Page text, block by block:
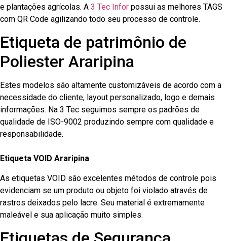
e plantações agrícolas. A 3 Tec Infor possui as melhores TAGS
com QR Code agilizando todo seu processo de controle.
Etiqueta de patrimônio de
Poliester Araripina
Estes modelos são altamente customizáveis de acordo com a
necessidade do cliente, layout personalizado, logo e demais
informações. Na 3 Tec seguimos sempre os padrões de
qualidade de ISO-9002 produzindo sempre com qualidade e
responsabilidade.
Etiqueta VOID Araripina
As etiquetas VOID são excelentes métodos de controle pois
evidenciam se um produto ou objeto foi violado através de
rastros deixados pelo lacre. Seu material é extremamente
maleável e sua aplicação muito simples.